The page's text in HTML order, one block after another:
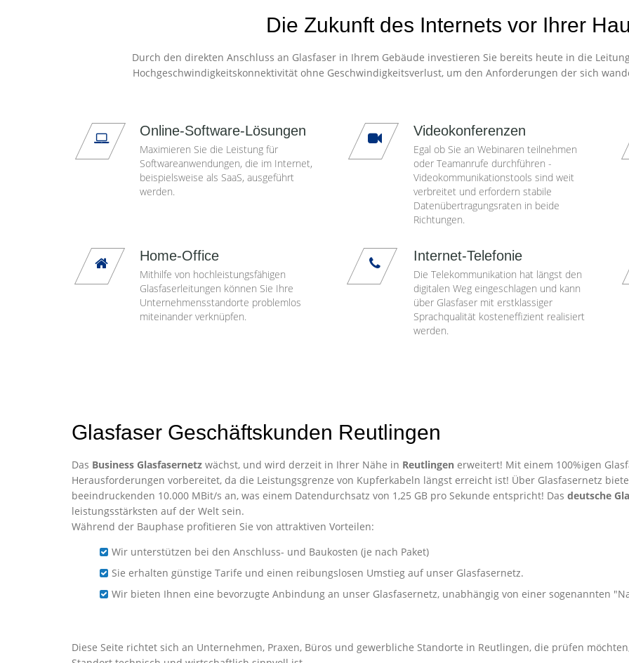
Die Zukunft des Internets vor Ihrer
Durch den direkten Anschluss an Glasfaser in Ihrem Gebäude investieren Sie bereits heute in die
Hochgeschwindigkeitskonnektivität ohne Geschwindigkeitsverlust, um den Anforderungen der sich
Online-Software-Lösungen
Maximieren Sie die Leistung für
Softwareanwendungen, die im Internet,
beispielsweise als SaaS, ausgeführt
werden.
Videokonferenzen
Egal ob Sie an Webinaren teilnehmen
oder Teamanrufe durchführen -
Videokommunikationstools sind weit
verbreitet und erfordern stabile
Datenübertragungsraten in beide
Richtungen.
Home-Office
Mithilfe von hochleistungsfähigen
Glasfaserleitungen können Sie Ihre
Unternehmensstandorte problemlos
miteinander verknüpfen.
Internet-Telefonie
Die Telekommunikation hat längst den
digitalen Weg eingeschlagen und kann
über Glasfaser mit erstklassiger
Sprachqualität kosteneffizient realisiert
werden.
Glasfaser Geschäftskunden Reutlingen
Das Business Glasfasernetz wächst, und wird derzeit in Ihrer Nähe in Reutlingen erweitert! Mit einem 100%igen
Herausforderungen vorbereitet, da die Leistungsgrenze von Kupferkabeln längst erreicht ist! Über Glasfasernetz
beeindruckenden 10.000 MBit/s an, was einem Datendurchsatz von 1,25 GB pro Sekunde entspricht! Das deutsche
leistungsstärksten auf der Welt sein.
Während der Bauphase profitieren Sie von attraktiven Vorteilen:
Wir unterstützen bei den Anschluss- und Baukosten (je nach Paket)
Sie erhalten günstige Tarife und einen reibungslosen Umstieg auf unser Glasfasernetz.
Wir bieten Ihnen eine bevorzugte Anbindung an unser Glasfasernetz, unabhängig von einer sogenannten
Diese Seite richtet sich an Unternehmen, Praxen, Büros und gewerbliche Standorte in Reutlingen, die prüfen